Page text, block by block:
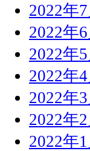
2022年7
2022年6
2022年5
2022年4
2022年3
2022年2
2022年1